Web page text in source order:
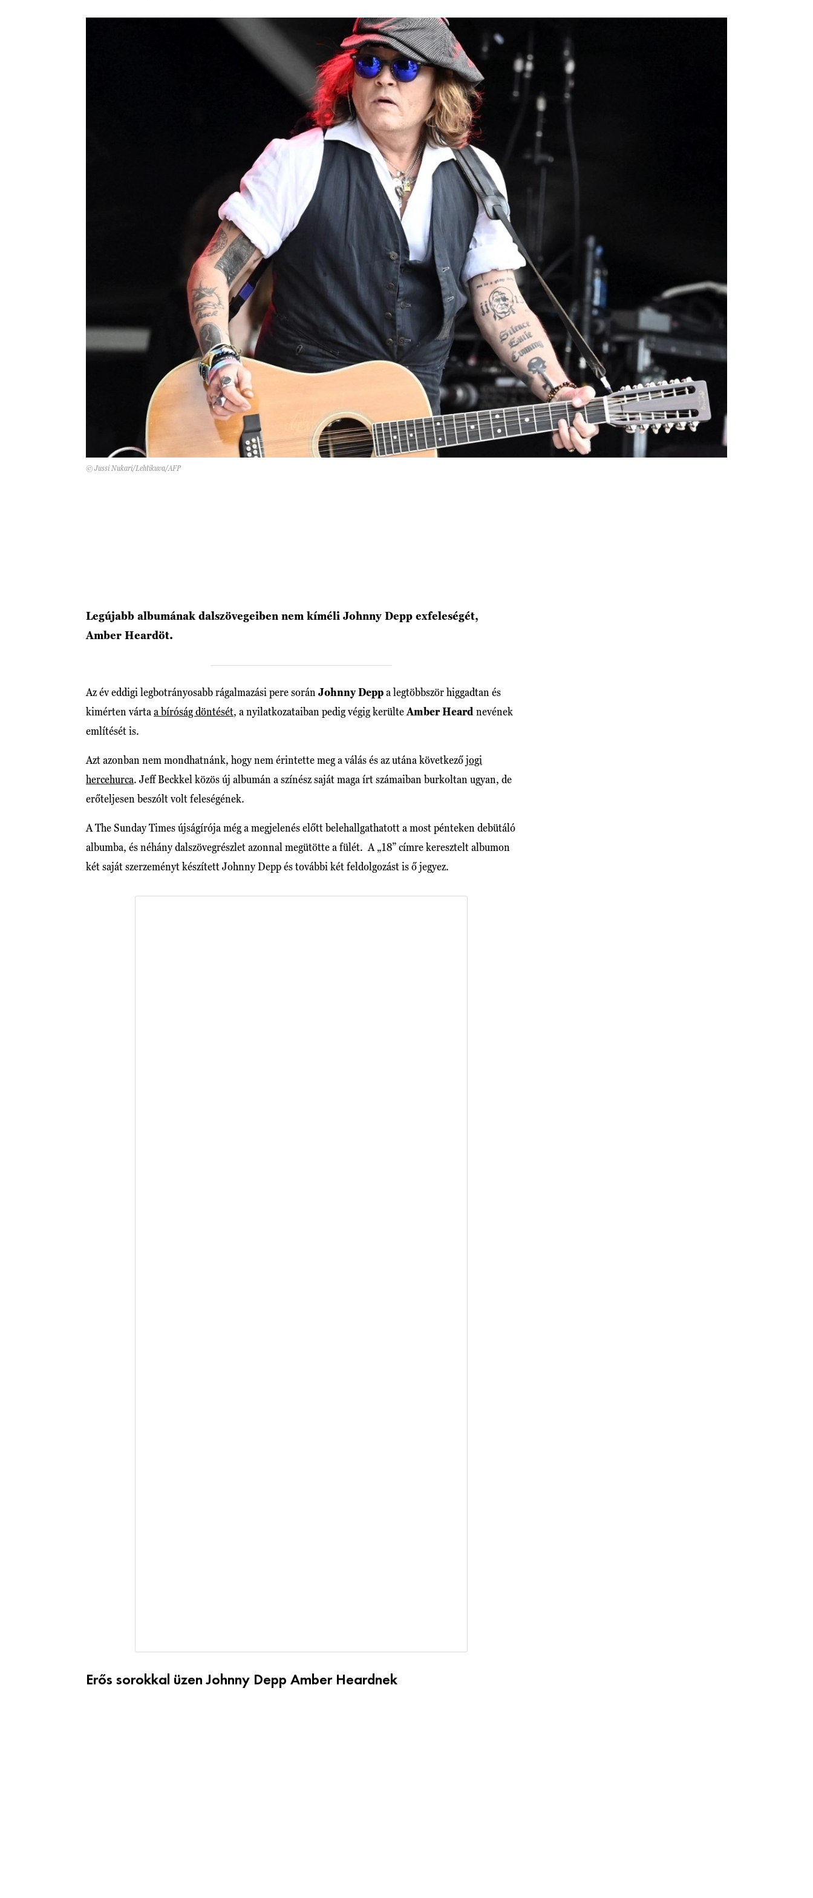
© Jussi Nukari/Lehtikuva/AFP
Legújabb albumának dalszövegeiben nem kíméli Johnny Depp exfeleségét,
Amber Heardöt.
Az év eddigi legbotrányosabb rágalmazási pere során Johnny Deppa legtöbbször higgadtan és
kimérten várta a bíróság döntését, a nyilatkozataiban pedig végig kerülte Amber Heard nevének
említését is.
Azt azonban nem mondhatnánk, hogy nem érintette meg a válás és az utána következőjogi
hercehurca. Jeff Beckkel közös új albumán a színész saját maga írt számaiban burkoltan ugyan, de
erőteljesen beszólt volt feleségének.
A The Sunday Times újságírója még a megjelenés előtt belehallgathatott a most pénteken debütáló
albumba, és néhány dalszövegrészlet azonnal megütötte a fülét. A „18” címre keresztelt albumon
két saját szerzeményt készített Johnny Depp és további két feldolgozást is ő jegyez.
Erős sorokkal üzen Johnny Depp Amber Heardnek